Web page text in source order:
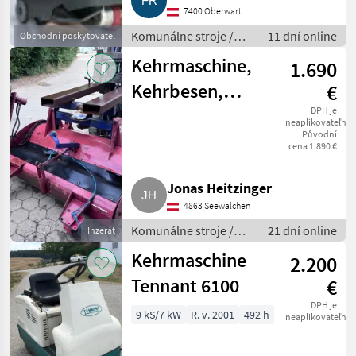
Obchodní poskytovatel
7400 Oberwart
Komunálne stroje /
Zametací stroj
11 dní online
Inzerát
Kehrmaschine,
Kehrbesen,
1.690
€
DPH je
neaplikovateľné
Původní
cena 1.890 €
Jonas Heitzinger
4863 Seewalchen
Komunálne stroje /
Zametací stroj
21 dní online
Kehrmaschine
Tennant 6100
2.200
€
DPH je
neaplikovateľné
9 kS/7 kW R. v. 2001 492 h